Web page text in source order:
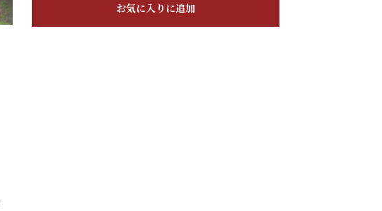
お気に入りに追加